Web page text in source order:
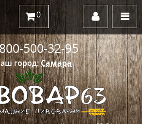
город:Самара
500-32-95
0